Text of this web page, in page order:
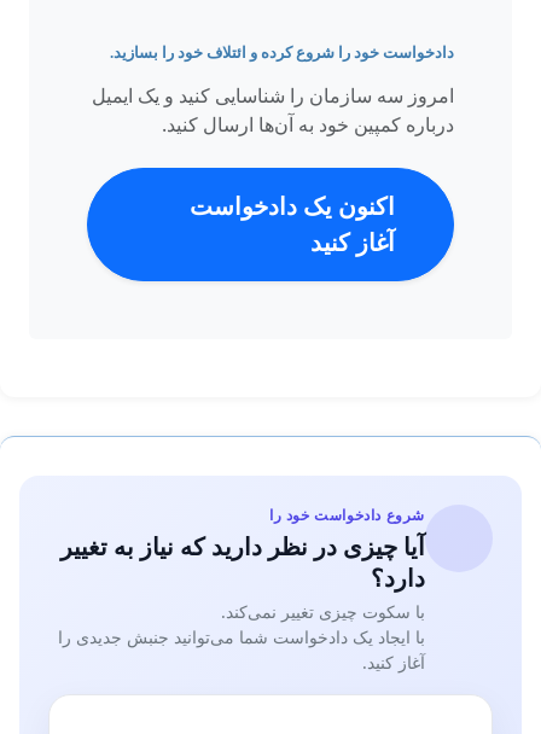
دادخواست خود را شروع کرده و ائتلاف خود را بسازید.
امروز سه سازمان را شناسایی کنید و یک ایمیل
درباره کمپین خود به آن‌ها ارسال کنید.
اکنون یک دادخواست
آغاز کنید
شروع دادخواست خود را
آیا چیزی در نظر دارید که نیاز به تغییر
دارد؟
با سکوت چیزی تغییر نمی‌کند.
با ایجاد یک دادخواست شما می‌توانید جنبش جدیدی را
آغاز کنید.